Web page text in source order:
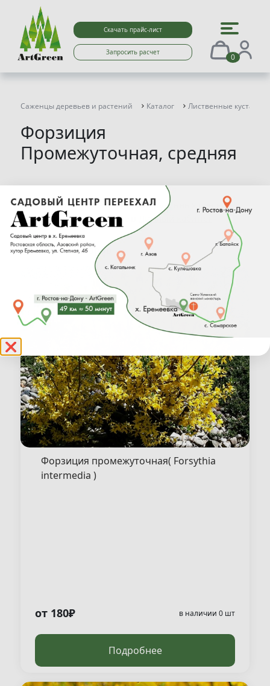
❌
Скачать прайс-лист
Запросить расчет 0
Саженцы деревьев и растений Каталог Лиственные
Форзиция
Промежуточная, средняя
Для отображения индивидуальных цен на
сайте перейдите в
Личный кабинет
Найдено 5 товаров
Форзиция промежуточная( Forsythia
intermedia )
от 180₽ в наличии 0 шт
Подробнее